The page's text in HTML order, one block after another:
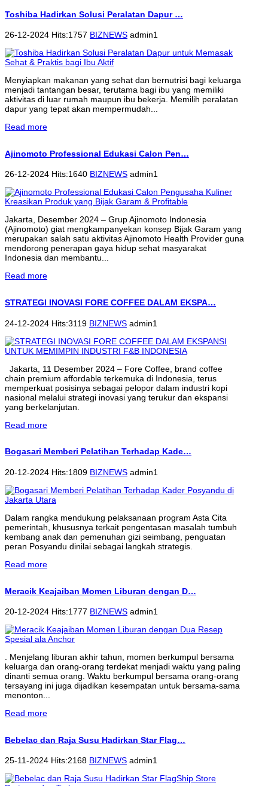
Toshiba Hadirkan Solusi Peralatan Dapur …
26-12-2024 Hits:1757 BIZNEWS admin1
Menyiapkan makanan yang sehat dan bernutrisi bagi keluarga
menjadi tantangan besar, terutama bagi ibu yang memiliki
aktivitas di luar rumah maupun ibu bekerja. Memilih peralatan
dapur yang tepat akan mempermudah...
Read more
Ajinomoto Professional Edukasi Calon Pen…
26-12-2024 Hits:1640 BIZNEWS admin1
Jakarta, Desember 2024 – Grup Ajinomoto Indonesia
(Ajinomoto) giat mengkampanyekan konsep Bijak Garam yang
merupakan salah satu aktivitas Ajinomoto Health Provider guna
mendorong penerapan gaya hidup sehat masyarakat
Indonesia dan membantu...
Read more
STRATEGI INOVASI FORE COFFEE DALAM EKSPA…
24-12-2024 Hits:3119 BIZNEWS admin1
Jakarta, 11 Desember 2024 – Fore Coffee, brand coffee
chain premium affordable terkemuka di Indonesia, terus
memperkuat posisinya sebagai pelopor dalam industri kopi
nasional melalui strategi inovasi yang terukur dan ekspansi
yang berkelanjutan.
Read more
Bogasari Memberi Pelatihan Terhadap Kade…
20-12-2024 Hits:1809 BIZNEWS admin1
Dalam rangka mendukung pelaksanaan program Asta Cita
pemerintah, khususnya terkait pengentasan masalah tumbuh
kembang anak dan pemenuhan gizi seimbang, penguatan
peran Posyandu dinilai sebagai langkah strategis.
Read more
Meracik Keajaiban Momen Liburan dengan D…
20-12-2024 Hits:1777 BIZNEWS admin1
. Menjelang liburan akhir tahun, momen berkumpul bersama
keluarga dan orang-orang terdekat menjadi waktu yang paling
dinanti semua orang. Waktu berkumpul bersama orang-orang
tersayang ini juga dijadikan kesempatan untuk bersama-sama
menonton...
Read more
Bebelac dan Raja Susu Hadirkan Star Flag…
25-11-2024 Hits:2168 BIZNEWS admin1